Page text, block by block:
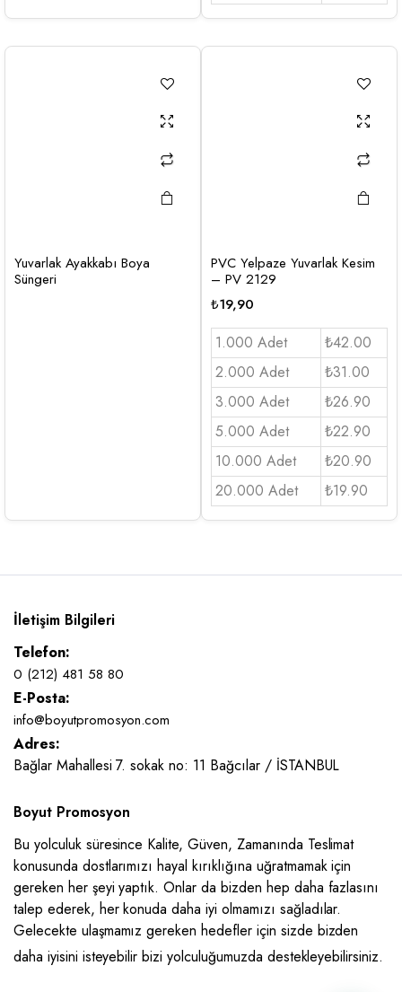
Yuvarlak Ayakkabı Boya
Süngeri
PVC Yelpaze Yuvarlak Kesim
– PV 2129
₺19,90
1.000 Adet
₺42.00
2.000 Adet
₺31.00
3.000 Adet
₺26.90
5.000 Adet
₺22.90
10.000 Adet
₺20.90
20.000 Adet
₺19.90
İletişim Bilgileri
Telefon:
0 (212) 481 58 80
E-Posta:
info@boyutpromosyon.com
Adres:
Bağlar Mahallesi 7. sokak no: 11 Bağcılar / İSTANBUL
Boyut Promosyon
Bu yolculuk süresince Kalite, Güven, Zamanında Teslimat
konusunda dostlarımızı hayal kırıklığına uğratmamak için
gereken her şeyi yaptık. Onlar da bizden hep daha fazlasını
talep ederek, her konuda daha iyi olmamızı sağladılar.
Gelecekte ulaşmamız gereken hedefler için sizde bizden
daha iyisini isteyebilir bizi yolculuğumuzda destekleyebilirsiniz.